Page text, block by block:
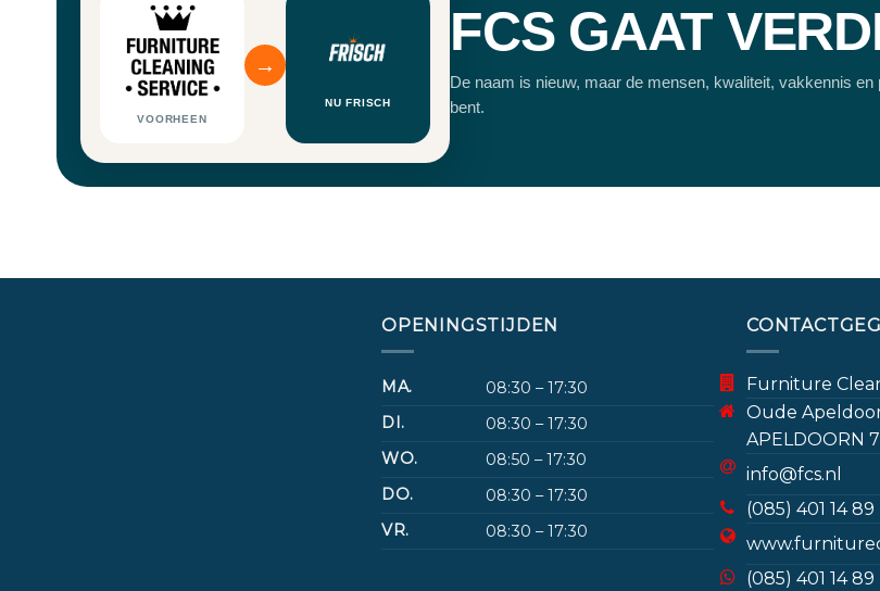
VOORHEEN
→
NU FRISCH
FCS GAAT
De naam is nieuw, maar de mensen, kwaliteit, vakkennis
bent.
OPENINGSTIJDEN
MA.
08:30 – 17:30
DI.
08:30 – 17:30
WO.
08:50 – 17:30
DO.
08:30 – 17:30
VR.
08:30 – 17:30
Furniture
Oude
APELDOORN
info@fcs.nl
(085) 401 14 89
(085) 401 14 89